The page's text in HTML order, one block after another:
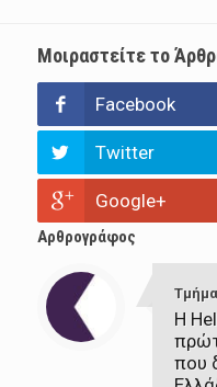
Μοιραστείτε το
Facebook
Twitter
Google+
Αρθρογράφος
Η
που